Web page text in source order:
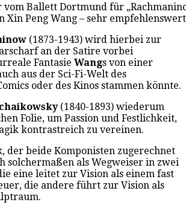
Ballett Dortmund für
Xin Peng Wang – sehr
(1873-1943) wird hierbei zur
an der Satire vorbei
Fantasie Wangs von einer
aus der Sci-Fi-Welt des
oder des Kinos stammen könnte.
(1840-1893) wiederum
Folie, um Passion und Festlichkeit,
kontrastreich zu vereinen.
der beide Komponisten zugerechnet
solchermaßen als Wegweiser in zwei
eine leitet zur Vision als einem fast
die andere führt zur Vision als